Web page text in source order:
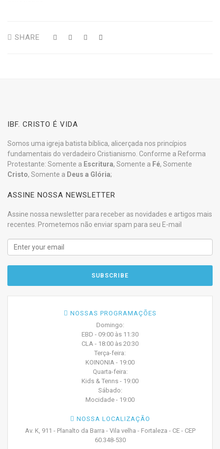
SHARE
IBF. CRISTO É VIDA
Somos uma igreja batista bíblica, alicerçada nos princípios
fundamentais do verdadeiro Cristianismo. Conforme a Reforma
Protestante: Somente a Escritura, Somente a Fé, Somente
Cristo, Somente a Deus a Glória;
ASSINE NOSSA NEWSLETTER
Assine nossa newsletter para receber as novidades e artigos mais
recentes. Prometemos não enviar spam para seu E-mail
NOSSAS PROGRAMAÇÕES
Domingo:
EBD - 09:00 às 11:30
CLA - 18:00 às 20:30
Terça-feira:
KOINONIA - 19:00
Quarta-feira:
Kids & Tenns - 19:00
Sábado:
Mocidade - 19:00
NOSSA LOCALIZAÇÃO
Av. K, 911 - Planalto da Barra - Vila velha - Fortaleza - CE - CEP
60.348-530